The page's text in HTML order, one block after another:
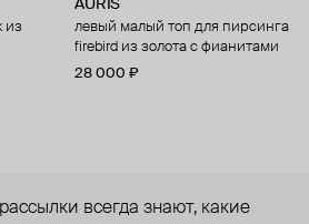
из
AURIS
левый малый топ для пирсинга
firebird из золота с фианитами
28 000 ₽
всегда знают, какие